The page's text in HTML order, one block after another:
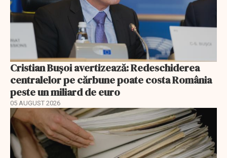
Cristian Bușoi avertizează: Redeschiderea
centralelor pe cărbune poate costa România
peste un miliard de euro
05 AUGUST 2026